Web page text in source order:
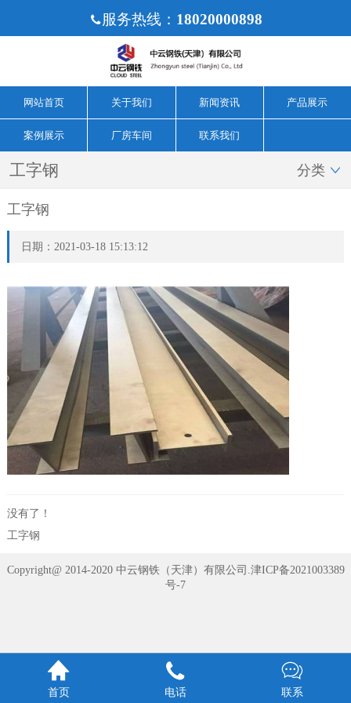
服务热线： 18020000898
网站首页 关于我们 新闻资讯 产品展示
案例展示 厂房车间 联系我们
工字钢 分类 
工字钢
日期：2021-03-18 15:13:12
没有了！
工字钢
Copyright@ 2014-2020 中云钢铁（天津）有限公司.津ICP备2021003389
号-7

首页

电话

联系